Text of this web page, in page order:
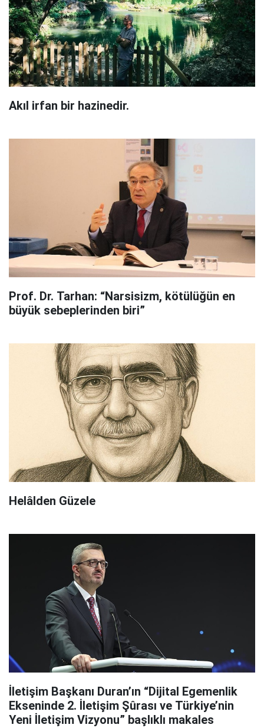
Akıl irfan bir hazinedir.
Prof. Dr. Tarhan: “Narsisizm, kötülüğün en
büyük sebeplerinden biri”
Helâlden Güzele
İletişim Başkanı Duran’ın “Dijital Egemenlik
Ekseninde 2. İletişim Şûrası ve Türkiye’nin
Yeni İletişim Vizyonu” başlıklı makales